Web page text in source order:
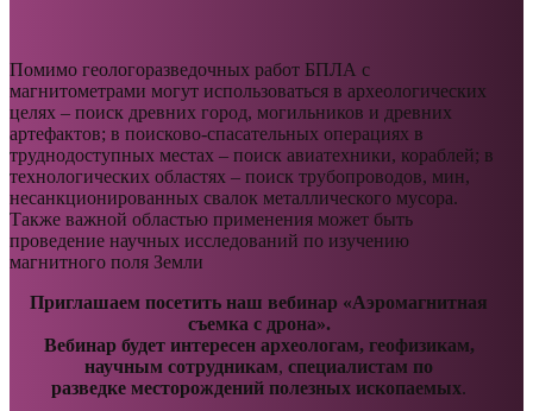
Помимо геологоразведочных работ БПЛА с
магнитометрами могут использоваться в археологических
целях – поиск древних город, могильников и древних
артефактов; в поисково-спасательных операциях в
труднодоступных местах – поиск авиатехники, кораблей; в
технологических областях – поиск трубопроводов, мин,
несанкционированных свалок металлического мусора.
Также важной областью применения может быть
проведение научных исследований по изучению
магнитного поля Земли
Приглашаем посетить наш вебинар «Аэромагнитная
съемка с дрона».
Вебинар будет интересен археологам, геофизикам,
научным сотрудникам, специалистам по
разведке месторождений полезных ископаемых.